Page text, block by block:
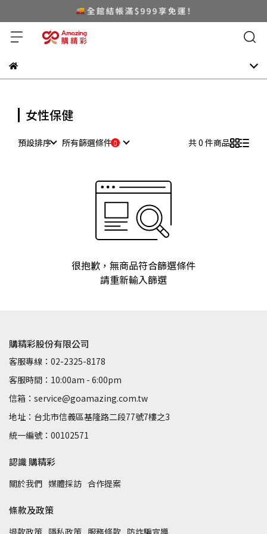
女性保健
預設排序 所有篩選條件 共 0 件商品
很抱歉，無商品符合篩選條件
請重新輸入篩選
購精彩股份有限公司
客服專線：02-2325-8178
客服時間：10:00am - 6:00pm
信箱：service@goamazing.com.tw
地址：台北市信義區基隆路二段77號7樓之3
統一編號：00102571
認識 購精彩
關於我們 媒體採訪 合作提案
條款及政策